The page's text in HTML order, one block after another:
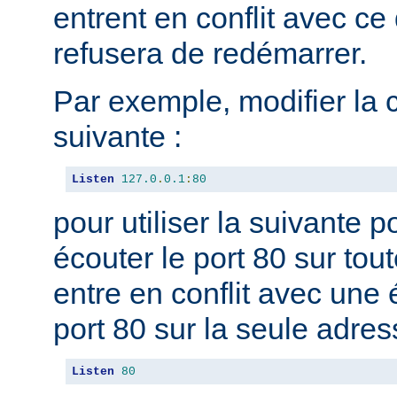
entrent en conflit avec
refusera de redémarrer.
Par exemple, modifier la
suivante :
Listen 127.0 . 0.1 : 80
pour utiliser la suivante
écouter le port 80 sur
entre en conflit avec une
port 80 sur la seule
Listen 80